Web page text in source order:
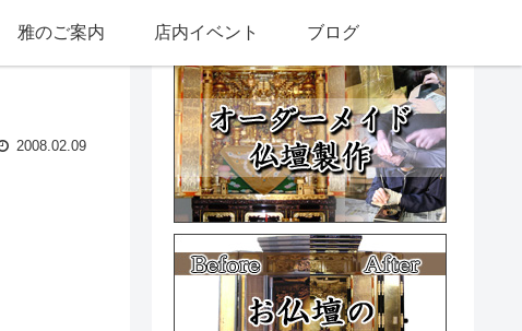
雅のご案内 店内イベント ブログ
2008.02.09